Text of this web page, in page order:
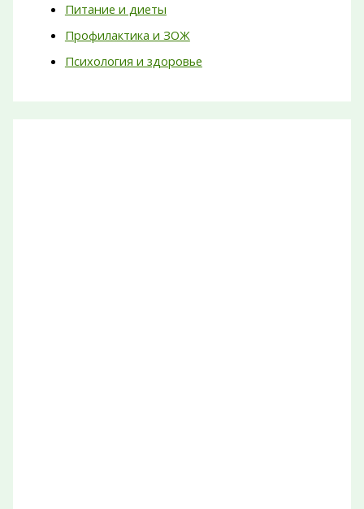
Питание и диеты
Профилактика и ЗОЖ
Психология и здоровье